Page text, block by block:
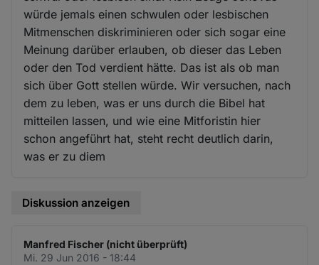
würde jemals einen schwulen oder lesbischen
Mitmenschen diskriminieren oder sich sogar eine
Meinung darüber erlauben, ob dieser das Leben
oder den Tod verdient hätte. Das ist als ob man
sich über Gott stellen würde. Wir versuchen, nach
dem zu leben, was er uns durch die Bibel hat
mitteilen lassen, und wie eine Mitforistin hier
schon angeführt hat, steht recht deutlich darin,
was er zu diem
Diskussion anzeigen
Manfred Fischer (nicht überprüft)
Mi. 29 Jun 2016 - 18:44